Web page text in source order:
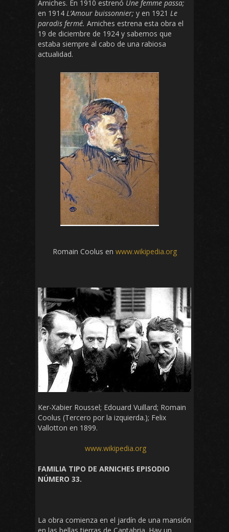
Arniches. En 1910 estrenó Une femme passa;
en 1914 L’Amour buissonnier; y en 1921 Le
paradis fermé. Arniches estrena esta obra el
19 de diciembre de 1924 y sabemos que
estaba siempre al cabo de una rabiosa
actualidad.
Romain Coolus en www.wikipedia.org
Ker-Xabier Roussel; Edouard Vuillard; Romain
Coolus (Tercero por la izquierda.); Felix
Vallotton en 1899.
www.wikipedia.org
FAMILIA TIPO DE ARNICHES EPISODIO
NÚMERO 33.
La obra comienza en el jardín de una mansión